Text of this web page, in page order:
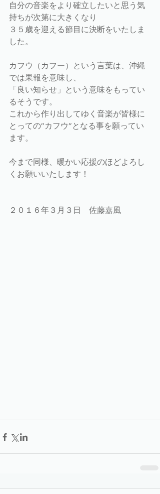
自分の音楽をより確立したいと思う気
持ちが次第に大きくなり
３５歳を迎える節目に決断をいたしま
した。
カフウ（カフー）という言葉は、沖縄
では果報を意味し、
「良い知らせ」という意味をもってい
るそうです。
これから作り出してゆく音楽が皆様に
とっての”カフウ”となる事を願ってい
ます。
今まで同様、暖かい応援のほどよろし
くお願いいたします！
２０１６年３月３日　佐藤嘉風